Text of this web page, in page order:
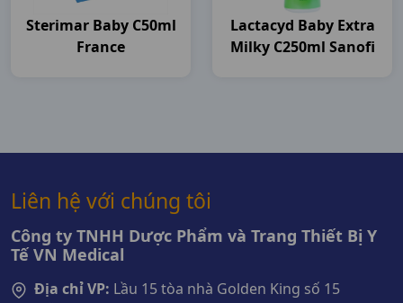
Sterimar Baby C50ml
France
Lactacyd Baby Extra
Milky C250ml Sanofi
Liên hệ với chúng tôi
Công ty TNHH Dược Phẩm và Trang Thiết Bị Y
Tế VN Medical
Địa chỉ VP: Lầu 15 tòa nhà Golden King số 15